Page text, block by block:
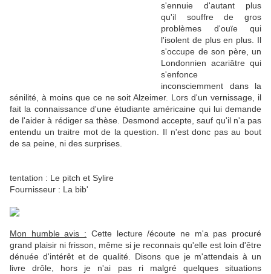
s'ennuie d'autant plus
qu'il souffre de gros
problèmes d'ouïe qui
l'isolent de plus en plus. Il
s'occupe de son père, un
Londonnien acariâtre qui
s'enfonce
inconsciemment dans la
sénilité, à moins que ce ne soit Alzeimer. Lors d'un vernissage, il
fait la connaissance d'une étudiante américaine qui lui demande
de l'aider à rédiger sa thèse. Desmond accepte, sauf qu'il n'a pas
entendu un traitre mot de la question. Il n'est donc pas au bout
de sa peine, ni des surprises.
tentation : Le pitch et Sylire
Fournisseur : La bib'
Mon humble avis : Cette lecture /écoute ne m'a pas procuré
grand plaisir ni frisson, même si je reconnais qu'elle est loin d'être
dénuée d'intérêt et de qualité. Disons que je m'attendais à un
livre drôle, hors je n'ai pas ri malgré quelques situations